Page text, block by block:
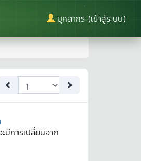
บุคลากร (เข้าสู่ระบบ)
การเปลี่ยนจาก